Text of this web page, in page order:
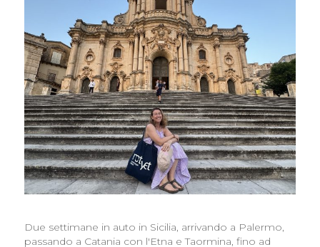
Due settimane in auto in Sicilia, arrivando a Palermo,
passando a Catania con l'Etna e Taormina, fino ad